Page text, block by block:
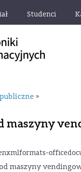
Studenci
»
maszyny
maszyny